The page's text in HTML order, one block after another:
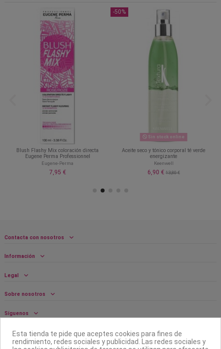
Blush Flashy Mix coloración directa
Eugene Perma Professionnel
Eugene-Perma
7,95 €
-50%
Sin stock online
Aceite seco y tónico corporal té verde
energizante
Keenwell
6,90 €13,80 €
Contacta con nosotros
Información
Legal
Sobre nosotros
Síguenos
Boletín
Esta tienda te pide que aceptes cookies para fines de
rendimiento, redes sociales y publicidad. Las redes sociales y